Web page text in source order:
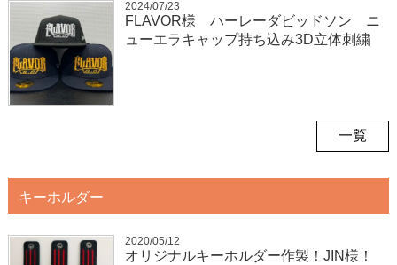
2024/07/23
FLAVOR様 ハーレーダビッドソン ニ
ューエラキャップ持ち込み3D立体刺繍
一覧
キーホルダー
2020/05/12
オリジナルキーホルダー作製！JIN様！